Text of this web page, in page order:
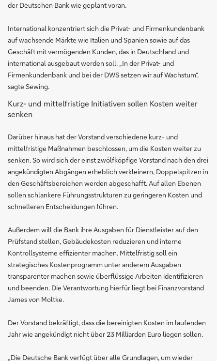
der Deutschen Bank wie geplant voran.
International konzentriert sich die Privat- und Firmenkundenbank
auf wachsende Märkte wie Italien und Spanien sowie auf das
Geschäft mit vermögenden Kunden, das in Deutschland und
international ausgebaut werden soll. „In der Privat- und
Firmenkundenbank und bei der DWS setzen wir auf Wachstum“,
sagte Sewing.
Kurz- und mittelfristige Initiativen sollen Kosten weiter
senken
Darüber hinaus hat der Vorstand verschiedene kurz- und
mittelfristige Maßnahmen beschlossen, um die Kosten weiter zu
senken. So wird sich der einst zwölfköpfige Vorstand nach den drei
angekündigten Abgängen erheblich verkleinern, Doppelspitzen in
den Geschäftsbereichen werden abgeschafft. Auf allen Ebenen
sollen schlankere Führungsstrukturen zu geringeren Kosten und
schnelleren Entscheidungen führen.
Außerdem will die Bank ihre Ausgaben für Dienstleister auf den
Prüfstand stellen, Gebäudekosten reduzieren und interne
Kontrollsysteme effizienter machen. Mittelfristig soll ein
strategisches Kostenprogramm unter anderem Ausgaben
transparenter machen sowie überflüssige Arbeiten identifizieren
und beenden. Die Verantwortung hierfür liegt bei Finanzvorstand
James von Moltke.
Der Vorstand bekräftigt, dass die bereinigten Kosten im laufenden
Jahr wie angekündigt nicht über 23 Milliarden Euro liegen sollen.
„Die Deutsche Bank verfügt über alle Grundlagen, um wieder